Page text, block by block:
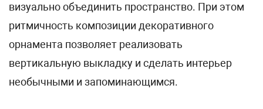
визуально объединить пространство. При этом
ритмичность композиции декоративного
орнамента позволяет реализовать
вертикальную выкладку и сделать интерьер
необычными и запоминающимся.